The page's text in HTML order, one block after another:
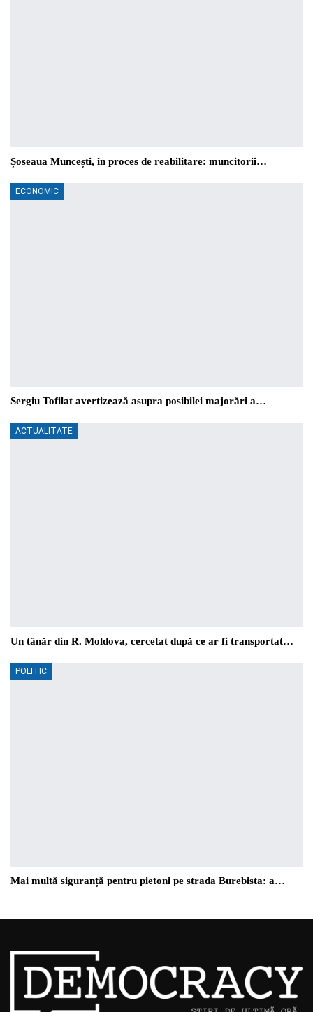
Șoseaua Muncești, în proces de reabilitare: muncitorii…
ECONOMIC
Sergiu Tofilat avertizează asupra posibilei majorări a…
ACTUALITATE
Un tânăr din R. Moldova, cercetat după ce ar fi transportat…
POLITIC
Mai multă siguranță pentru pietoni pe strada Burebista: a…